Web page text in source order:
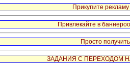
Прикупите
Привлекайте в
Просто
ЗАДАНИЯ С ПЕРЕХОДОМ